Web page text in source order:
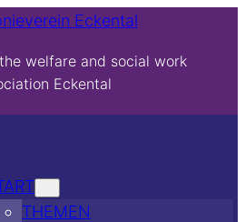
welfare and social work
Eckental
THEMEN